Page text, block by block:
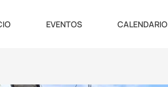
EVENTOS CALENDARIO